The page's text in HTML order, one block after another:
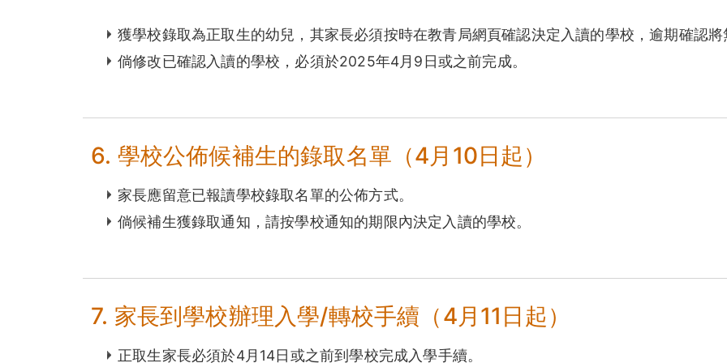
獲學校錄取為正取生的幼兒，其家長必須按時在教青局網頁確認決定入讀的學校，逾期確認將
倘修改已確認入讀的學校，必須於2025年4月9日或之前完成。
6. 學校公佈候補生的錄取名單（4月10日起）
家長應留意已報讀學校錄取名單的公佈方式。
倘候補生獲錄取通知，請按學校通知的期限內決定入讀的學校。
7. 家長到學校辦理入學/轉校手續（4月11日起）
正取生家長必須於4月14日或之前到學校完成入學手續。